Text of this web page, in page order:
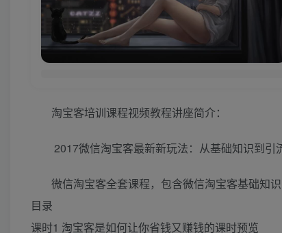
淘宝客培训课程视频教程讲座简介：
2017微信淘宝客最新新玩法：从基础知识到引
微信淘宝客全套课程，包含微信淘宝客基础知
目录
课时1 淘宝客是如何让你省钱又赚钱的课时预览